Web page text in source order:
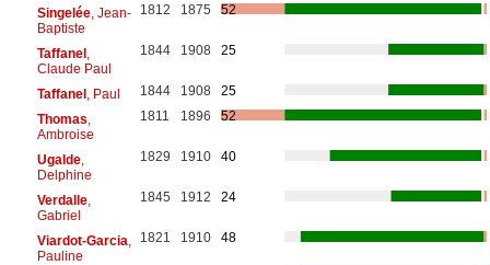
Singelée, Jean-
Baptiste
1812 1875 52
Taffanel,
Claude Paul
1844 1908 25
Taffanel, Paul 1844 1908
25
Thomas
Ambroise
1811 1896 52
Ugalde,
Delphine
1829 1910 40
Verdalle,
Gabriel
1845 1912 24
Viardot-Garcia
Pauline
1821 1910 48